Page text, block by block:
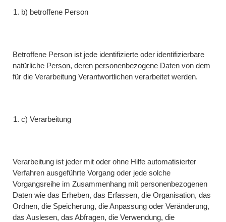
b) betroffene Person
Betroffene Person ist jede identifizierte oder identifizierbare
natürliche Person, deren personenbezogene Daten von dem
für die Verarbeitung Verantwortlichen verarbeitet werden.
c) Verarbeitung
Verarbeitung ist jeder mit oder ohne Hilfe automatisierter
Verfahren ausgeführte Vorgang oder jede solche
Vorgangsreihe im Zusammenhang mit personenbezogenen
Daten wie das Erheben, das Erfassen, die Organisation, das
Ordnen, die Speicherung, die Anpassung oder Veränderung,
das Auslesen, das Abfragen, die Verwendung, die